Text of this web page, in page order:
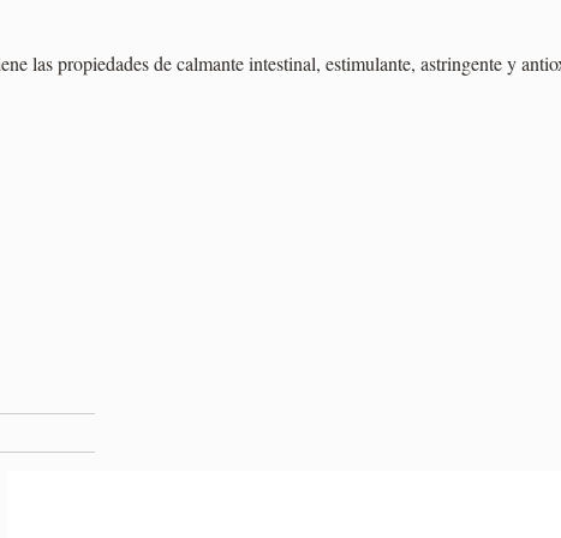
las propiedades de calmante intestinal, estimulante, astringente y